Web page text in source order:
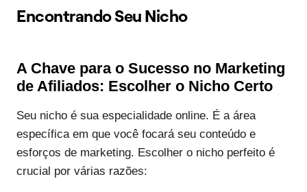
Encontrando Seu Nicho
A Chave para o Sucesso no Marketing
de Afiliados: Escolher o Nicho Certo
Seu nicho é sua especialidade online. É a área
específica em que você focará seu conteúdo e
esforços de marketing. Escolher o nicho perfeito é
crucial por várias razões: